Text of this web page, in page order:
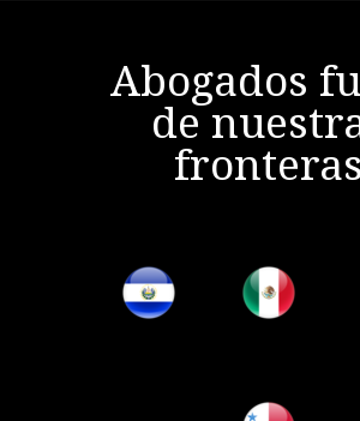
Abogados
de
fronteras